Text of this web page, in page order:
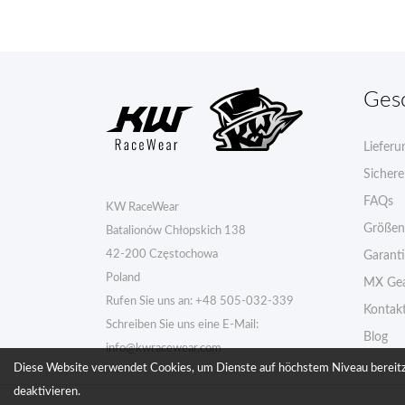
KW RaceWear
Batalionów Chłopskich 138
42-200 Częstochowa
Poland
Rufen Sie uns an: +48 505-032-339
Schreiben Sie uns eine E-Mail:
info@kwracewear.com
FAQs
MX
Blog
Diese Website verwendet Cookies, um Dienste auf höchstem Niveau
deaktivieren.